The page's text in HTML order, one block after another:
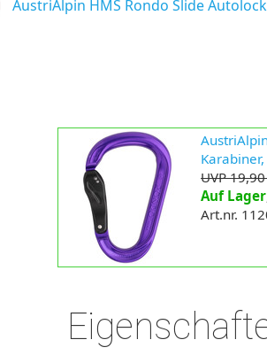
AustriAlpin HMS Rondo Slide Autolock
UVP
Auf Lager
Art.nr.